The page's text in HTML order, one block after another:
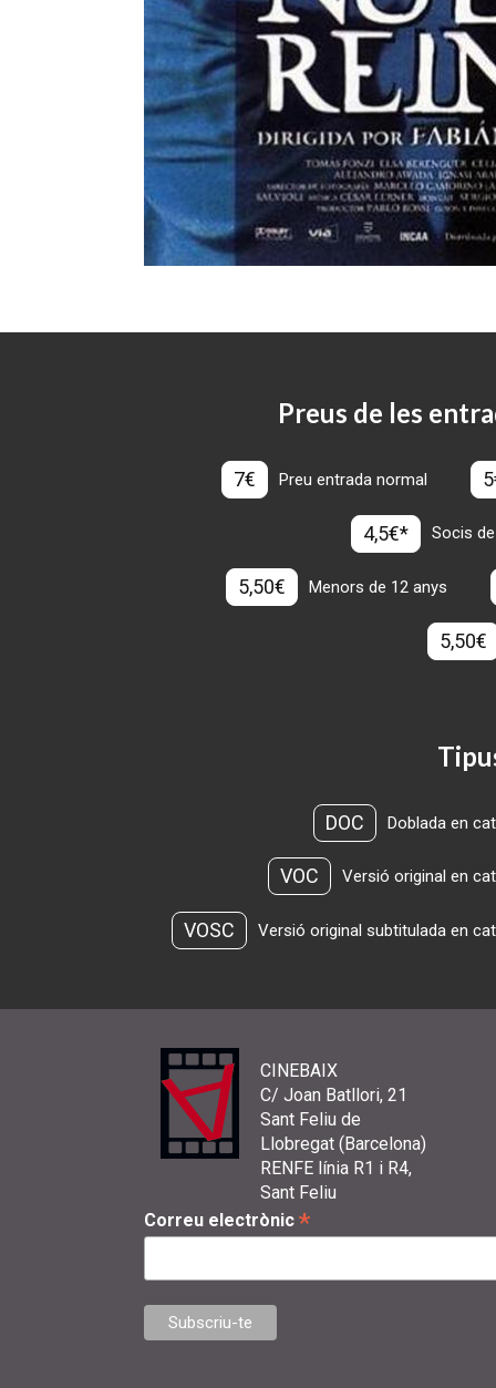
Preus de les
7€ Preu entrada normal
4,5€* Socis
5,50€ Menors de 12 anys
5,50€
DOC Doblada en
VOC Versió original en
VOSC Versió original subtitulada en
CINEBAIX
C/ Joan Batllori, 21
Sant Feliu de
Llobregat (Barcelona)
RENFE línia R1 i R4,
Sant Feliu
Correu electrònic *